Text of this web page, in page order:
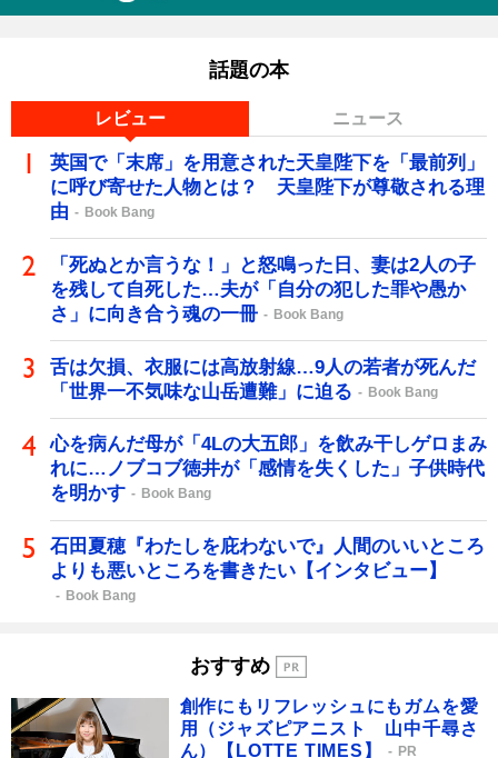
話題の本
レビュー ニュース
英国で「末席」を用意された天皇陛下を「最前列」
に呼び寄せた人物とは？ 天皇陛下が尊敬される理
由
Book Bang
「死ぬとか言うな！」と怒鳴った日、妻は2人の子
を残して自死した…夫が「自分の犯した罪や愚か
さ」に向き合う魂の一冊
Book Bang
舌は欠損、衣服には高放射線…9人の若者が死んだ
「世界一不気味な山岳遭難」に迫る
Book Bang
心を病んだ母が「4Lの大五郎」を飲み干しゲロまみ
れに…ノブコブ徳井が「感情を失くした」子供時代
を明かす
Book Bang
石田夏穂『わたしを庇わないで』人間のいいところ
よりも悪いところを書きたい【インタビュー】
Book Bang
おすすめ
創作にもリフレッシュにもガムを愛
用（ジャズピアニスト 山中千尋さ
ん）【LOTTE TIMES】
PR